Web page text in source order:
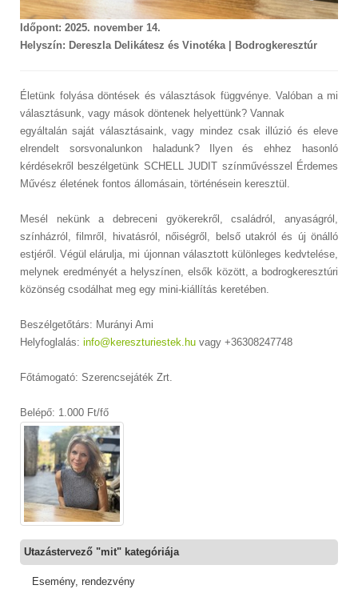
Időpont: 2025. november 14.
Helyszín: Dereszla Delikátesz és Vinotéka | Bodrogkeresztúr
Életünk folyása döntések és választások függvénye. Valóban a mi
választásunk, vagy mások döntenek helyettünk? Vannak
egyáltalán saját választásaink, vagy mindez csak illúzió és eleve
elrendelt sorsvonalunkon haladunk? Ilyen és ehhez hasonló
kérdésekről beszélgetünk SCHELL JUDIT színművésszel Érdemes
Művész életének fontos állomásain, történésein keresztül.
Mesél nekünk a debreceni gyökerekről, családról, anyaságról,
színházról, filmről, hivatásról, nőiségről, belső utakról és új önálló
estjéről. Végül elárulja, mi újonnan választott különleges kedvtelése,
melynek eredményét a helyszínen, elsők között, a bodrogkeresztúri
közönség csodálhat meg egy mini-kiállítás keretében.
Beszélgetőtárs: Murányi Ami
Helyfoglalás: info@kereszturiestek.hu vagy +36308247748
Főtámogató: Szerencsejáték Zrt.
Belépő: 1.000 Ft/fő
Utazástervező "mit" kategóriája
Esemény, rendezvény